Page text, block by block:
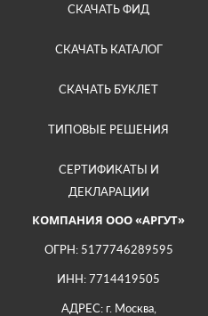
СКАЧАТЬ ФИД
СКАЧАТЬ КАТАЛОГ
СКАЧАТЬ БУКЛЕТ
ТИПОВЫЕ РЕШЕНИЯ
СЕРТИФИКАТЫ И
ДЕКЛАРАЦИИ
КОМПАНИЯ ООО «АРГУТ»
ОГРН: 5177746289595
ИНН: 7714419505
АДРЕС: г. Москва,